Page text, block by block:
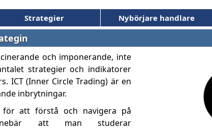
Strategier Nybörjare handlare
och imponerande, inte
strategier och indikatorer
ICT (Inner Circle Trading) är en
inbrytningar.
att förstå och navigera på
att man studerar